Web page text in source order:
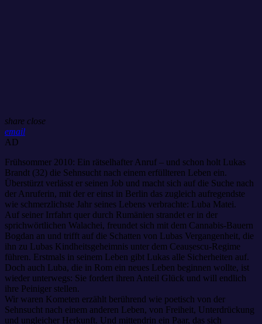
share close
email
AD
Frühsommer 2010: Ein rätselhafter Anruf – und schon holt Lukas
Brandt (32) die Sehnsucht nach einem erfüllteren Leben ein.
Überstürzt verlässt er seinen Job und macht sich auf die Suche nach
der Anruferin, mit der er einst in Berlin das zugleich aufregendste
wie schmerzlichste Jahr seines Lebens verbrachte: Luba Matei.
Auf seiner Irrfahrt quer durch Rumänien strandet er in der
sprichwörtlichen Walachei, freundet sich mit dem Cannabis-Bauern
Bogdan an und trifft auf die Schatten von Lubas Vergangenheit, die
ihn zu Lubas Kindheitsgeheimnis unter dem Ceaușescu-Regime
führen. Erstmals in seinem Leben gibt Lukas alle Sicherheiten auf.
Doch auch Luba, die in Rom ein neues Leben beginnen wollte, ist
wieder unterwegs: Sie fordert ihren Anteil Glück und will endlich
ihre Peiniger stellen.
Wir waren Kometen erzählt berührend wie poetisch von der
Sehnsucht nach einem anderen Leben, von Freiheit, Unterdrückung
und ungleicher Herkunft. Und mittendrin ein Paar, das sich